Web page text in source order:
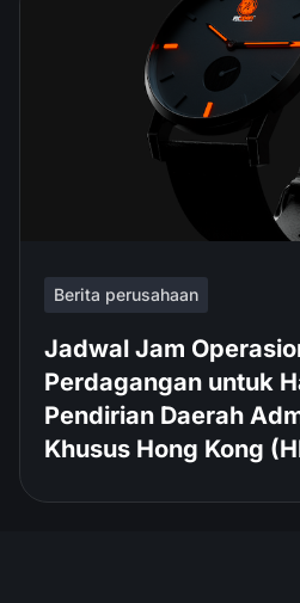
Berita perusahaan
Jadwal Jam
Perdagangan untuk
Pendirian Daerah
Khusus Hong Kong